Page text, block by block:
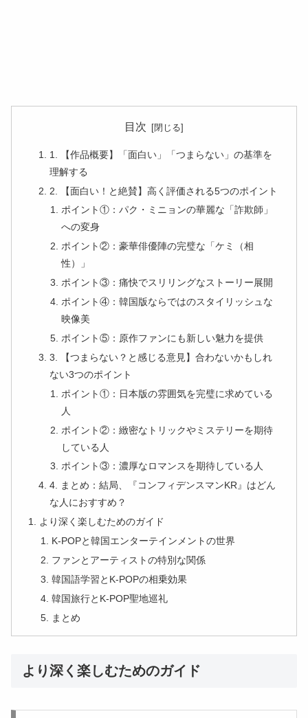
目次
1. 【作品概要】「面白い」「つまらない」の基準を
理解する
2. 【面白い！と絶賛】高く評価される5つのポイント
ポイント①：パク・ミニョンの華麗な「詐欺師」
への変身
ポイント②：豪華俳優陣の完璧な「ケミ（相
性）」
ポイント③：痛快でスリリングなストーリー展開
ポイント④：韓国版ならではのスタイリッシュな
映像美
ポイント⑤：原作ファンにも新しい魅力を提供
3. 【つまらない？と感じる意見】合わないかもしれ
ない3つのポイント
ポイント①：日本版の雰囲気を完璧に求めている
人
ポイント②：緻密なトリックやミステリーを期待
している人
ポイント③：濃厚なロマンスを期待している人
4. まとめ：結局、『コンフィデンスマンKR』はどん
な人におすすめ？
より深く楽しむためのガイド
K-POPと韓国エンターテインメントの世界
ファンとアーティストの特別な関係
韓国語学習とK-POPの相乗効果
韓国旅行とK-POP聖地巡礼
まとめ
より深く楽しむためのガイド